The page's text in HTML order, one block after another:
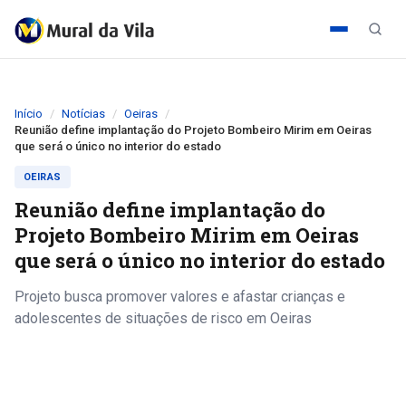
Início Notícias
Oeiras
Reunião define implantação do Projeto Bombeiro Mirim em Oeiras
que será o único no interior do estado
OEIRAS
Reunião define implantação do
Projeto Bombeiro Mirim em Oeiras
que será o único no interior do estado
Projeto busca promover valores e afastar crianças e
adolescentes de situações de risco em Oeiras